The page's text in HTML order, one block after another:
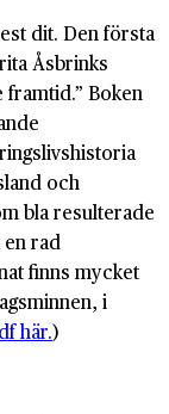
dit. Den första
Åsbrinks
Boken
och
bla resulterade
en rad
finns mycket
i
här.)